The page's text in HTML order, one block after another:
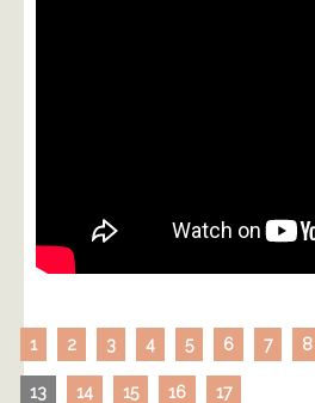
1 2 3 4 5 6 7 8
13 14 15 16 17